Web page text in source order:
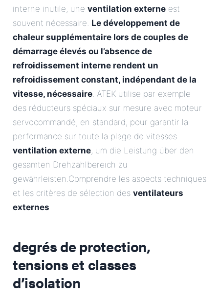
interne inutile, une ventilation externe est
souvent nécessaire. Le développement de
chaleur supplémentaire lors de couples de
démarrage élevés ou l’absence de
refroidissement interne rendent un
refroidissement constant, indépendant de la
vitesse, nécessaire. ATEK utilise par exemple
des réducteurs spéciaux sur mesure avec moteur
servocommandé, en standard, pour garantir la
performance sur toute la plage de vitesses.
ventilation externe, um die Leistung über den
gesamten Drehzahlbereich zu
gewährleisten.Comprendre les aspects techniques
et les critères de sélection des ventilateurs
externes
degrés de protection,
tensions et classes
d’isolation